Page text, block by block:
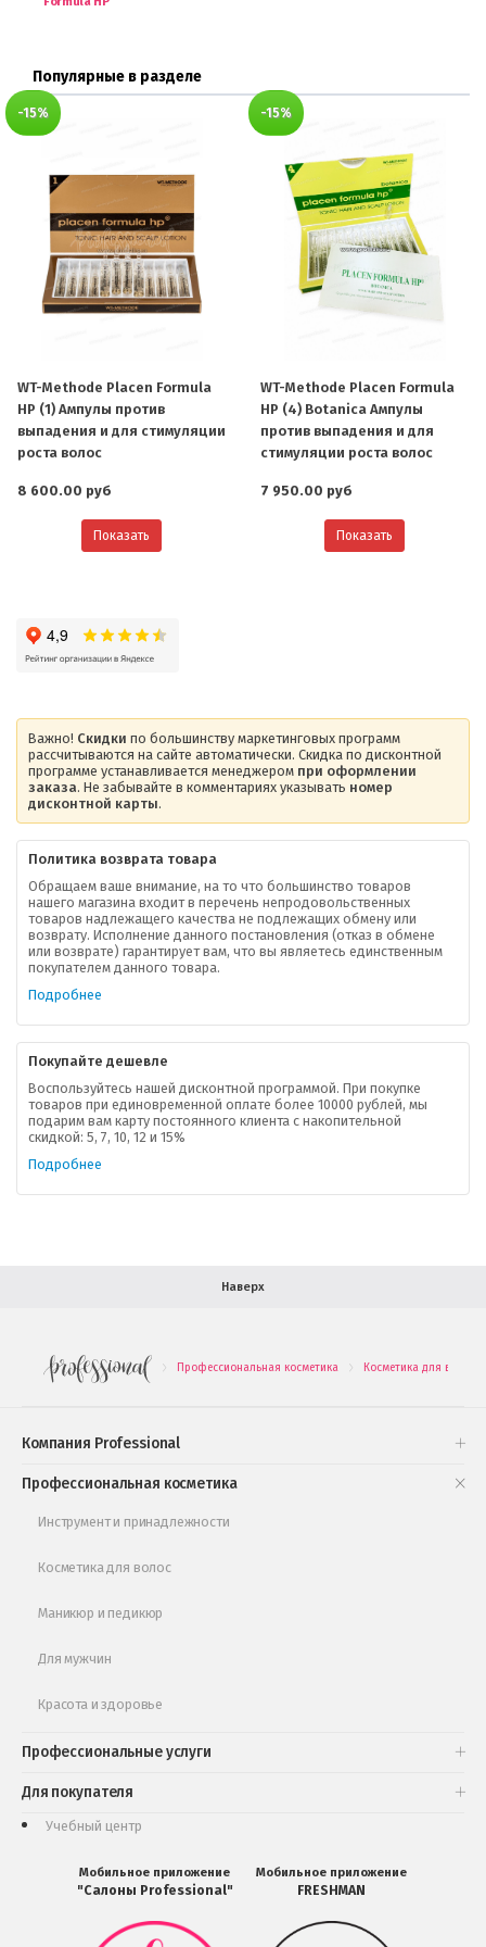
Популярные в разделе
-15%
WT-Methode Placen Formula
HP (1) Ампулы против
выпадения и для стимуляции
роста волос
8 600.00 руб
Показать
-15%
WT-Methode Placen Formula
HP (4) Botanica Ампулы
против выпадения и для
стимуляции роста волос
7 950.00 руб
Показать
Важно! Скидки по большинству маркетинговых программ
рассчитываются на сайте автоматически. Скидка по дисконтной
программе устанавливается менеджером при оформлении
заказа. Не забывайте в комментариях указывать номер
дисконтной карты.
Политика возврата товара
Обращаем ваше внимание, на то что большинство товаров
нашего магазина входит в перечень непродовольственных
товаров надлежащего качества не подлежащих обмену или
возврату. Исполнение данного постановления (отказ в обмене
или возврате) гарантирует вам, что вы являетесь единственным
покупателем данного товара.
Подробнее
Покупайте дешевле
Воспользуйтесь нашей дисконтной программой. При покупке
товаров при единовременной оплате более 10000 рублей, мы
подарим вам карту постоянного клиента с накопительной
скидкой: 5, 7, 10, 12 и 15%
Подробнее
Наверх
. Профессиональная косметика . Косметика для волос
Компания Professional
О компании
Контактная информация
Доставка
В помощь покупателю
Форма обратной связи
Профессиональная косметика
Инструмент и принадлежности
Косметика для волос
Маникюр и педикюр
Для мужчин
Красота и здоровье
Профессиональные услуги
Для покупателя
Подарочные наборы
Обучающее видео
Учебный центр
Мобильное приложение
"Салоны Professional"
Мобильное
Мобильное приложение
FRESHMAN
Мобильное